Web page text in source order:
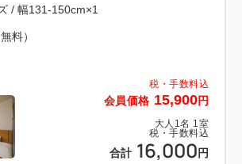
内～
７０円）
でですので、その前にお入り下さい
トルまで
税・手数料込
会員価格 15,900円
大人 1 名 1 室
税・手数料込
合計 16,000 円
/ 幅131-150cm×1
料）